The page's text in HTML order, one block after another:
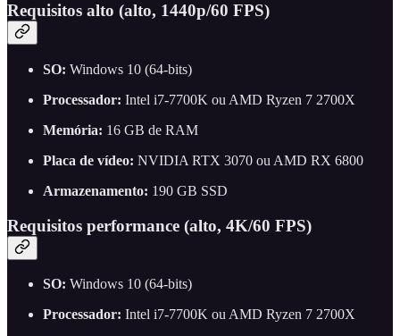
Requisitos alto (alto, 1440p/60 FPS)
SO: Windows 10 (64-bits)
Processador: Intel i7-7700K ou AMD Ryzen 7 2700X
Memória: 16 GB de RAM
Placa de vídeo: NVIDIA RTX 3070 ou AMD RX 6800
Armazenamento: 190 GB SSD
Requisitos performance (alto, 4K/60 FPS)
SO: Windows 10 (64-bits)
Processador: Intel i7-7700K ou AMD Ryzen 7 2700X